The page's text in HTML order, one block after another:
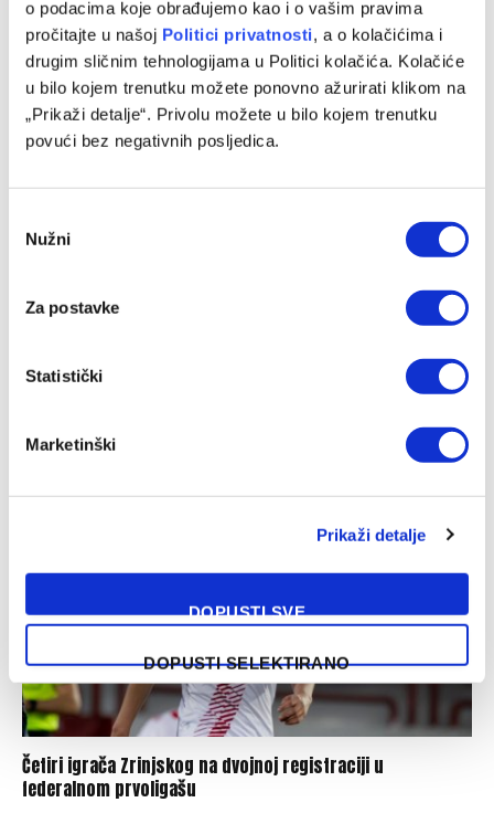
o podacima koje obrađujemo kao i o vašim pravima
pročitajte u našoj Politici privatnosti, a o kolačićima i
drugim sličnim tehnologijama u Politici kolačića. Kolačiće
u bilo kojem trenutku možete ponovno ažurirati klikom na
„Prikaži detalje“. Privolu možete u bilo kojem trenutku
povući bez negativnih posljedica.
Selection
Nužni
Za postavke
Statistički
Marketinški
Prikaži detalje
DOPUSTI SVE
DOPUSTI SELEKTIRANO
UEFA kaznila Borac zbog propusta u utakmici Lige prvaka
06/08/2026
Željezničar objavio imena igrača koji neće biti u kadru za
06/08/2026
Četiri igrača Zrinjskog na dvojnoj registraciji u
federalnom prvoligašu